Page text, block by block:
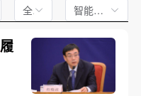
全文 智能排序
履